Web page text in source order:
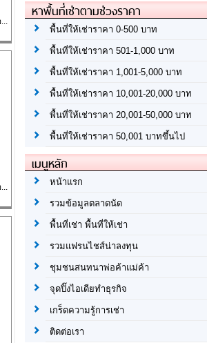
หาพื้นที่เช่าตามช่วงราคา
พื้นที่ให้เช่าราคา 0-500 บาท
พื้นที่ให้เช่าราคา 501-1,000 บาท
พื้นที่ให้เช่าราคา 1,001-5,000 บาท
พื้นที่ให้เช่าราคา 10,001-20,000 บาท
พื้นที่ให้เช่าราคา 20,001-50,000 บาท
พื้นที่ให้เช่าราคา 50,001 บาทขึ้นไป
เมนูหลัก
หน้าแรก
รวมข้อมูลตลาดนัด
พื้นที่เช่า พื้นที่ให้เช่า
รวมแฟรนไชส์น่าลงทุน
ชุมชนสนทนาพ่อค้าแม่ค้า
จุดปิ๊งไอเดียทำธุรกิจ
เกร็ดความรู้การเช่า
ติดต่อเรา